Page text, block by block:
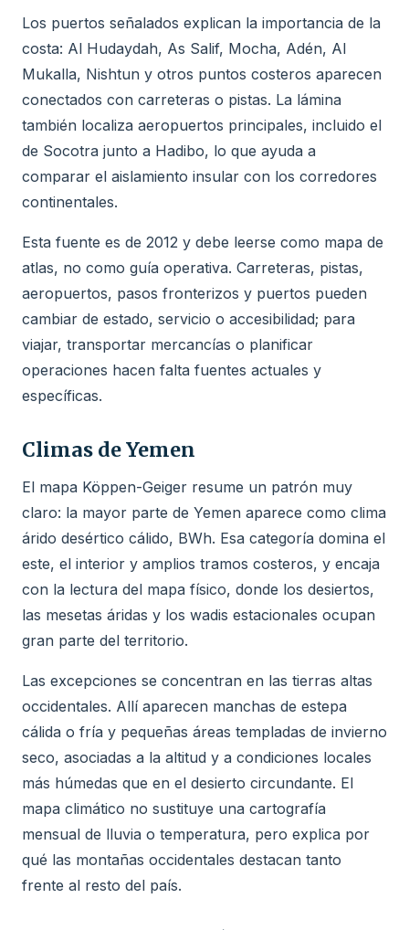
Los puertos señalados explican la importancia de la
costa: Al Hudaydah, As Salif, Mocha, Adén, Al
Mukalla, Nishtun y otros puntos costeros aparecen
conectados con carreteras o pistas. La lámina
también localiza aeropuertos principales, incluido el
de Socotra junto a Hadibo, lo que ayuda a
comparar el aislamiento insular con los corredores
continentales.
Esta fuente es de 2012 y debe leerse como mapa de
atlas, no como guía operativa. Carreteras, pistas,
aeropuertos, pasos fronterizos y puertos pueden
cambiar de estado, servicio o accesibilidad; para
viajar, transportar mercancías o planificar
operaciones hacen falta fuentes actuales y
específicas.
Climas de Yemen
El mapa Köppen-Geiger resume un patrón muy
claro: la mayor parte de Yemen aparece como clima
árido desértico cálido, BWh. Esa categoría domina el
este, el interior y amplios tramos costeros, y encaja
con la lectura del mapa físico, donde los desiertos,
las mesetas áridas y los wadis estacionales ocupan
gran parte del territorio.
Las excepciones se concentran en las tierras altas
occidentales. Allí aparecen manchas de estepa
cálida o fría y pequeñas áreas templadas de invierno
seco, asociadas a la altitud y a condiciones locales
más húmedas que en el desierto circundante. El
mapa climático no sustituye una cartografía
mensual de lluvia o temperatura, pero explica por
qué las montañas occidentales destacan tanto
frente al resto del país.